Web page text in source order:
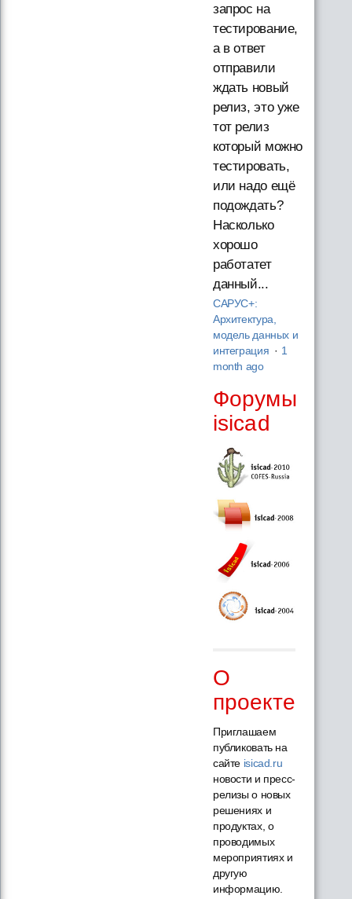
запрос на
тестирование,
а в ответ
отправили
ждать новый
релиз, это уже
тот релиз
который можно
тестировать,
или надо ещё
подождать?
Насколько
хорошо
работатет
данный...
САРУС+:
Архитектура,
модель данных и
интеграция · 1
month ago
Форумы
isicad
О
проекте
Приглашаем
публиковать на
сайте isicad.ru
новости и пресс-
релизы о новых
решениях и
продуктах, о
проводимых
мероприятиях и
другую
информацию.